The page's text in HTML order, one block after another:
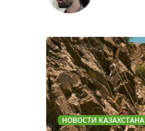
НОВОСТИ КАЗАХСТАНА